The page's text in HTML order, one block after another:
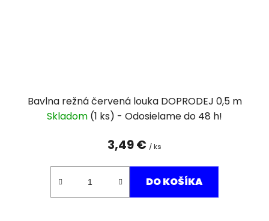
Bavlna režná červená louka DOPRODEJ 0,5 m
Skladom (1 ks)
3,49 € / ks
DO KOŠÍKA